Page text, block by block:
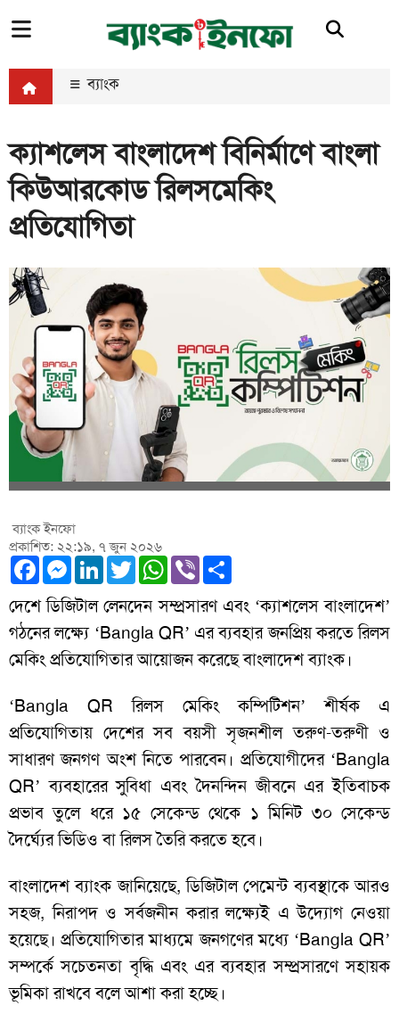
ব্যাংক
ক্যাশলেস বাংলাদেশ বিনির্মাণে বাংলা
কিউআরকোড রিলসমেকিং
প্রতিযোগিতা
ব্যাংক ইনফো
প্রকাশিত: ২২:১৯, ৭ জুন ২০২৬
Facebook
Messenger
LinkedIn
TwitterWhatsApp
Viber
দেশে ডিজিটাল লেনদেন সম্প্রসারণ এবং ‘ক্যাশলেস বাংলাদেশ’
গঠনের লক্ষ্যে ‘Bangla QR’ এর ব্যবহার জনপ্রিয় করতে রিলস
মেকিং প্রতিযোগিতার আয়োজন করেছে বাংলাদেশ ব্যাংক।
‘Bangla QR রিলস মেকিং কম্পিটিশন’ শীর্ষক এ
প্রতিযোগিতায় দেশের সব বয়সী সৃজনশীল তরুণ-তরুণী ও
সাধারণ জনগণ অংশ নিতে পারবেন। প্রতিযোগীদের ‘Bangla
QR’ ব্যবহারের সুবিধা এবং দৈনন্দিন জীবনে এর ইতিবাচক
প্রভাব তুলে ধরে ১৫ সেকেন্ড থেকে ১ মিনিট ৩০ সেকেন্ড
দৈর্ঘ্যের ভিডিও বা রিলস তৈরি করতে হবে।
বাংলাদেশ ব্যাংক জানিয়েছে, ডিজিটাল পেমেন্ট ব্যবস্থাকে আরও
সহজ, নিরাপদ ও সর্বজনীন করার লক্ষ্যেই এ উদ্যোগ নেওয়া
হয়েছে। প্রতিযোগিতার মাধ্যমে জনগণের মধ্যে ‘Bangla QR’
সম্পর্কে সচেতনতা বৃদ্ধি এবং এর ব্যবহার সম্প্রসারণে সহায়ক
ভূমিকা রাখবে বলে আশা করা হচ্ছে।